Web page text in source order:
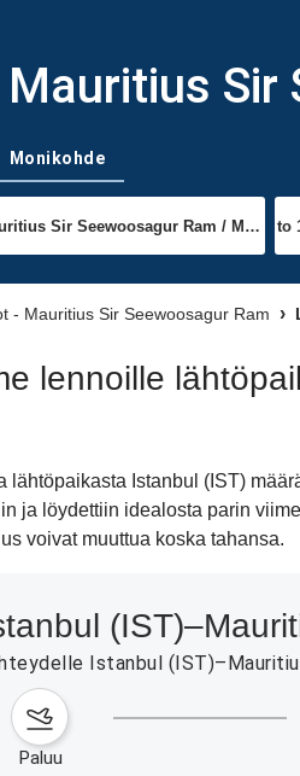
Sir
Monikohde
- Mauritius Sir Seewoosagur Ram
lennoille
lähtöpaikasta Istanbul (IST)
ja löydettiin idealosta parin
voivat muuttua koska tahansa.
Istanbul
paluu